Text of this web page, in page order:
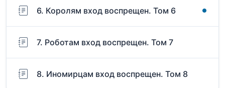
6. Королям вход воспрещен. Том 6
7. Роботам вход воспрещен. Том 7
8. Иномирцам вход воспрещен. Том 8